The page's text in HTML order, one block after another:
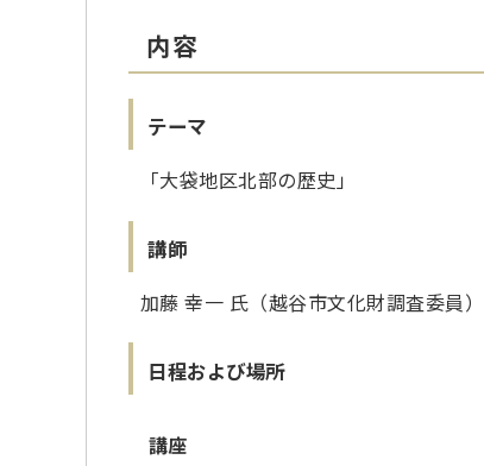
内容
テーマ
「大袋地区北部の歴史」
講師
加藤 幸一 氏（越谷市文化財調査委員）
日程および場所
講座